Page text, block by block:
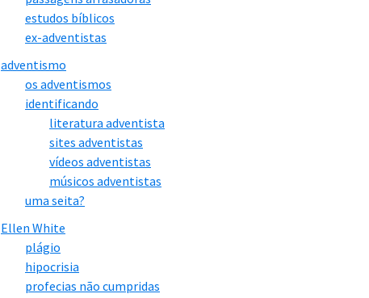
estudos bíblicos
ex-adventistas
adventismo
os adventismos
identificando
literatura adventista
sites adventistas
vídeos adventistas
músicos adventistas
uma seita?
Ellen White
plágio
hipocrisia
profecias não cumpridas